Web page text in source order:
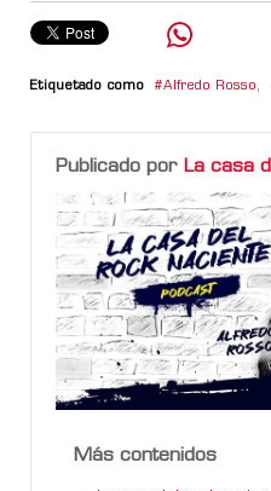
Etiquetado como Alfredo Rosso,
Publicado por La casa
Más contenidos